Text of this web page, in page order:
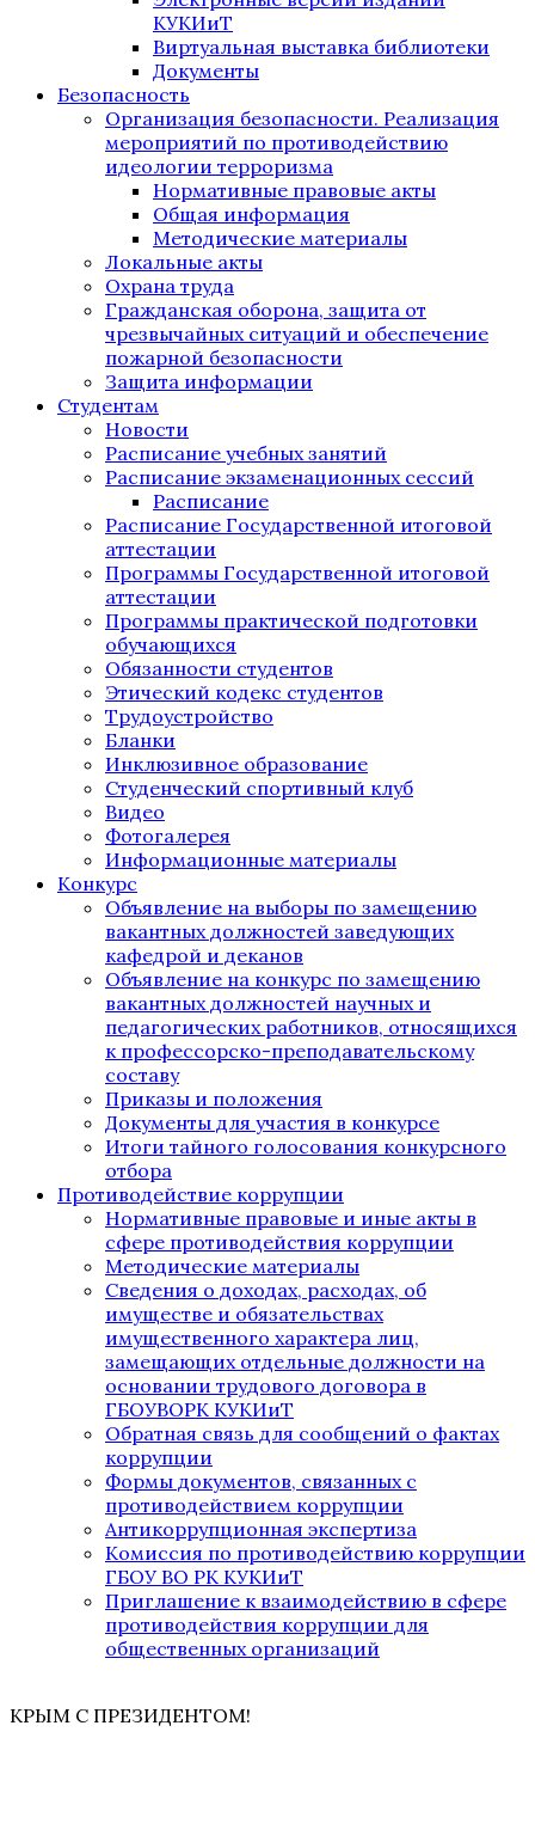
КУКИиТ
Виртуальная выставка библиотеки
Документы
Безопасность
Организация безопасности. Реализация
мероприятий по противодействию
идеологии терроризма
Нормативные правовые акты
Общая информация
Методические материалы
Локальные акты
Охрана труда
Гражданская оборона, защита от
чрезвычайных ситуаций и обеспечение
пожарной безопасности
Защита информации
Студентам
Новости
Расписание учебных занятий
Расписание экзаменационных сессий
Расписание
Расписание Государственной итоговой
аттестации
Программы Государственной итоговой
аттестации
Программы практической подготовки
обучающихся
Обязанности студентов
Этический кодекс студентов
Трудоустройство
Бланки
Инклюзивное образование
Студенческий спортивный клуб
Видео
Фотогалерея
Информационные материалы
Конкурс
Объявление на выборы по замещению
вакантных должностей заведующих
кафедрой и деканов
Объявление на конкурс по замещению
вакантных должностей научных и
педагогических работников, относящихся
к профессорско-преподавательскому
составу
Приказы и положения
Документы для участия в конкурсе
Итоги тайного голосования конкурсного
отбора
Противодействие коррупции
Нормативные правовые и иные акты в
сфере противодействия коррупции
Методические материалы
Сведения о доходах, расходах, об
имуществе и обязательствах
имущественного характера лиц,
замещающих отдельные должности на
основании трудового договора в
ГБОУВОРК КУКИиТ
Обратная связь для сообщений о фактах
коррупции
Формы документов, связанных с
противодействием коррупции
Антикоррупционная экспертиза
Комиссия по противодействию коррупции
ГБОУ ВО РК КУКИиТ
Приглашение к взаимодействию в сфере
противодействия коррупции для
общественных организаций
КРЫМ С ПРЕЗИДЕНТОМ!